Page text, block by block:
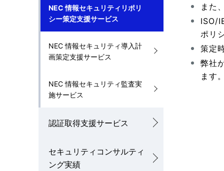
ョ
ン
NEC 情報セキュリティリポリ
シー策定支援サービス
NEC 情報セキュリティ導入計
画策定支援サービス
NEC 情報セキュリティ監査実
施サービス
認証取得支援サービス
セキュリティコンサルティ
ング実績
また
ISO/
ポリ
策定
弊社
ます